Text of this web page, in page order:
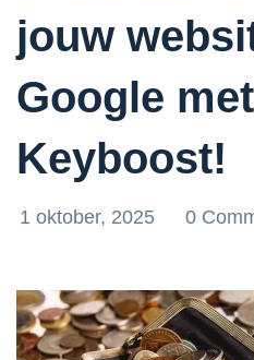
jouw
Google met
Keyboost!
1 oktober, 2025 0